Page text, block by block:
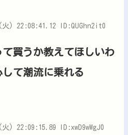
火) 22:08:41.12 ID:QUGhn2it0
買うか教えてほしいわ
て潮流に乗れる
) 22:09:15.89 ID:xwD9wWgJ0